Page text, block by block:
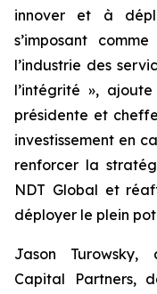
innover et à
s’imposant
l’industrie des
l’intégrité »,
présidente et
investissement en
renforcer la
NDT Global et
déployer le plein
Jason Turowsky,
Capital Partners,